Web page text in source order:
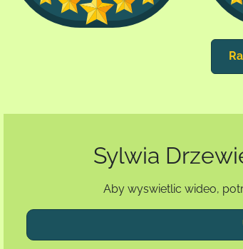
Sylwia
Aby wyswietlic wideo,